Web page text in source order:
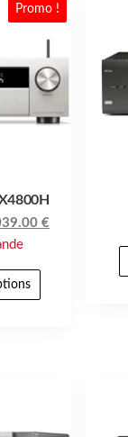
Promo !
€